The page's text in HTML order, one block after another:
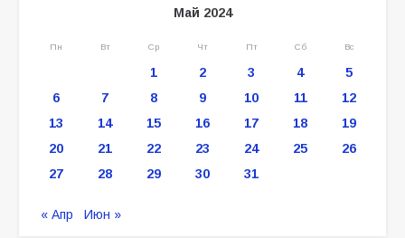
Май 2024
Пн Вт Ср Чт Пт Сб Вс
1 2 3 4
5
6
7 8 9 10 11
12
13
14 15 16 17 18
19
20
21 22 23 24 25
26
27
28 29 30 31
« Апр Июн »